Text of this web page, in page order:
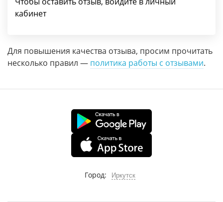
кабинет
Для повышения качества отзыва, просим прочитать
несколько правил — политика работы с отзывами.
Город: Иркутск